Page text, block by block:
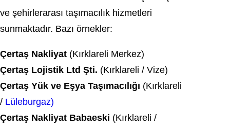
ve şehirlerarası taşımacılık hizmetleri
sunmaktadır. Bazı örnekler:
Çertaş Nakliyat (Kırklareli Merkez)
Çertaş Lojistik Ltd Şti. (Kırklareli / Vize)
Çertaş Yük ve Eşya Taşımacılığı (Kırklareli
/ Lüleburgaz)
Çertaş Nakliyat Babaeski (Kırklareli /